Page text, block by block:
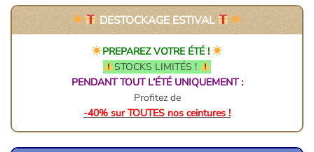
DESTOCKAGE ESTIVAL
PREPAREZ VOTRE ÉTÉ !
STOCKS LIMITÉS !
PENDANT TOUT L’ÉTÉ UNIQUEMENT :
Profitez de
-40% sur TOUTES nos ceintures !